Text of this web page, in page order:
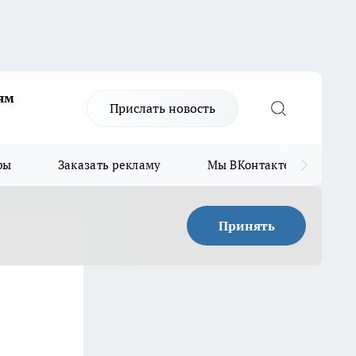
Прислать новость
Заказать рекламу Мы ВКонтакте
Принять